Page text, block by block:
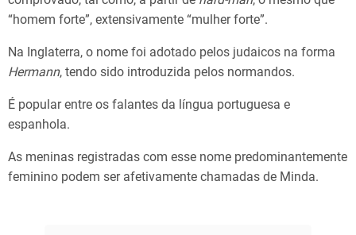
“homem forte”, extensivamente “mulher forte”.
Na Inglaterra, o nome foi adotado pelos judaicos na forma
Hermann, tendo sido introduzida pelos normandos.
É popular entre os falantes da língua portuguesa e
espanhola.
As meninas registradas com esse nome predominantemente
feminino podem ser afetivamente chamadas de Minda.